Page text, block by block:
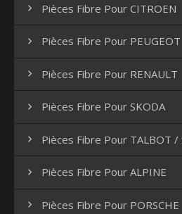
 Pièces Fibre Pour CITROEN
 Pièces Fibre Pour PEUGEOT
 Pièces Fibre Pour RENAULT
 Pièces Fibre Pour SKODA
 Pièces Fibre Pour TALBOT /
 Pièces Fibre Pour ALPINE
 Pièces Fibre Pour PORSCHE